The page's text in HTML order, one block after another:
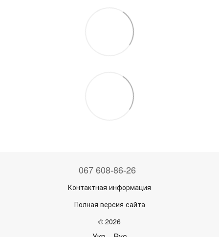
067 608-86-26
Контактная информация
Полная версия сайта
© 2026